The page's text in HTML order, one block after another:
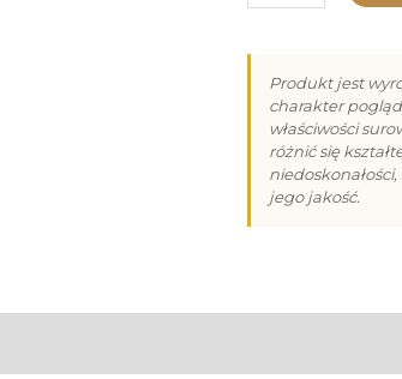
Pierwszą
Komunię
Świętą
–
Produkt jest
charakter
właściwości
różnić się
jego jakość.